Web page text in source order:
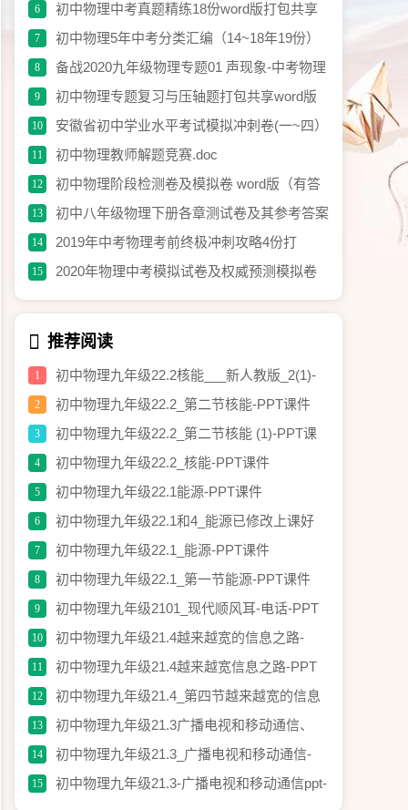
理试卷含答案
6 初中物理中考真题精练18份word版打包共享
7
初中物理5年中考分类汇编（14~18年19份）
word解析版打包免费共享
8
备战2020九年级物理专题01 声现象-中考物理
《考点微专题》（原卷版）.doc
9 初中物理专题复习与压轴题打包共享word版
10
安徽省初中学业水平考试模拟冲刺卷(一~四）
word版打包分离
11 初中物理教师解题竞赛.doc
12
初中物理阶段检测卷及模拟卷 word版（有答
案）打包共享.rar
13
初中八年级物理下册各章测试卷及其参考答案
打包共享
14
2019年中考物理考前终极冲刺攻略4份打
包.rar
15
2020年物理中考模拟试卷及权威预测模拟卷
含答案打包分享.docx
推荐阅读
1
初中物理九年级22.2核能___新人教版_2(1)-
PPT课件
2 初中物理九年级22.2_第二节核能-PPT课件
3
初中物理九年级22.2_第二节核能 (1)-PPT课
件
4 初中物理九年级22.2_核能-PPT课件
5 初中物理九年级22.1能源-PPT课件
6
初中物理九年级22.1和4_能源已修改上课好
用-PPT课件
7 初中物理九年级22.1_能源-PPT课件
8 初中物理九年级22.1_第一节能源-PPT课件
9
初中物理九年级2101_现代顺风耳-电话-PPT
课件
10
初中物理九年级21.4越来越宽的信息之路-
PPT课件
11
初中物理九年级21.4越来越宽信息之路-PPT
课件
12
初中物理九年级21.4_第四节越来越宽的信息
之路2-PPT课件
13
初中物理九年级21.3广播电视和移动通信、
10.4越来越宽的信息之路(免费)-PPT课件
14
初中物理九年级21.3_广播电视和移动通信-
PPT课件
15
初中物理九年级21.3-广播电视和移动通信ppt-